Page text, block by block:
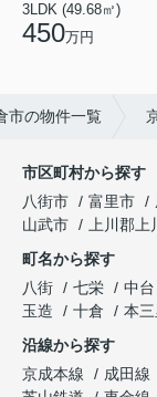
3LDK (49.68㎡)
450万円
市の物件一覧
市区町村から探す
八街市
富里市
山武市
上川郡上
町名から探す
八街
七栄 中台
玉造
十倉
本
沿線から探す
京成本線
成田線